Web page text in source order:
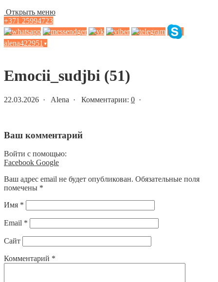
Открыть меню
+371 25994723
alena422951 ▾
Emocii_sudjbi (51)
22.03.2026 · Alena · Комментарии: 0 ·
Ваш комментарий
Войти с помощью:
Facebook Google
Ваш адрес email не будет опубликован. Обязательные поля
помечены *
Имя *
Email *
Сайт
Комментарий *